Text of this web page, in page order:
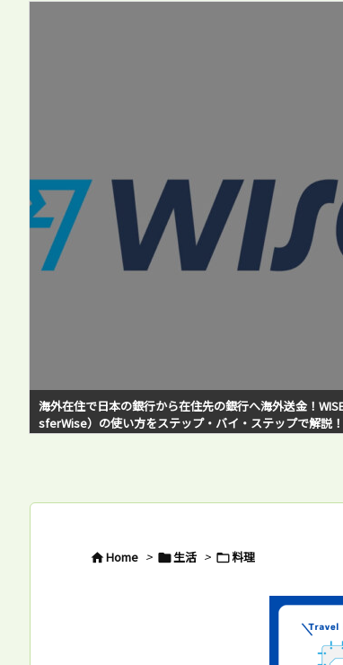
アメリカで日本のアマゾンプライムビデオを快適に観るに
サービスは遅いと感じている方必見！
Home > 生活 > 料理